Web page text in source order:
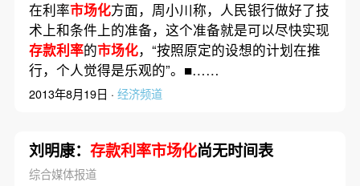
在利率市场化方面，周小川称，人民银行做好了技
术上和条件上的准备，这个准备就是可以尽快实现
存款利率的市场化，“按照原定的设想的计划在推
行，个人觉得是乐观的”。■……
2013年8月19日 · 经济频道
刘明康： 存款利率市场化尚无时间表
综合媒体报道